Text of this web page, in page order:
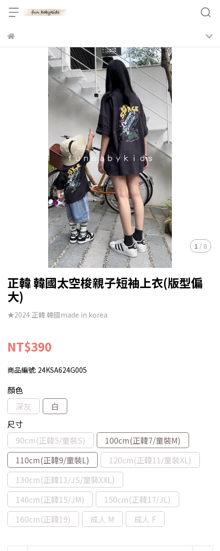
1 / 8
正韓 韓國太空梭親子短袖上衣(版型偏
大)
★2024 正韓 韓國made in korea
NT$390
商品編號: 24KSA624G005
顏色
深灰
白
尺寸
90cm(正韓5/童裝S)
100cm(正韓7/童裝M)
110cm(正韓9/童裝L)
120cm(正韓11/童裝XL)
130cm(正韓13/JS/童裝XXL)
140cm(正韓15/JM)
150cm(正韓17/JL)
160cm(正韓19)
成人 M 成人 F